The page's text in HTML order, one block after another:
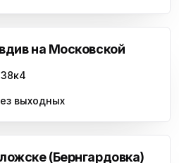
на Московской
выходных
(Бернгардовка)